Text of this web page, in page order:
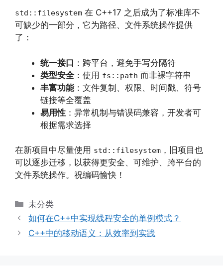
std::filesystem 在 C++17 之后成为了标准库不
可缺少的一部分，它为路径、文件系统操作提供
了：
统一接口 ：跨平台，避免手写分隔符
类型安全：使用 fs::path 而非裸字符串
丰富功能：文件复制、权限、时间戳、符号
链接等全覆盖
易用性 ：异常机制与错误码兼容，开发者可
根据需求选择
在新项目中尽量使用 std::filesystem ，旧项目也
可以逐步迁移，以获得更安全、可维护、跨平台的
文件系统操作。祝编码愉快！
分
类
未分类
如何在C++中实现线程安全的单例模式？
C++中的移动语义：从效率到实践